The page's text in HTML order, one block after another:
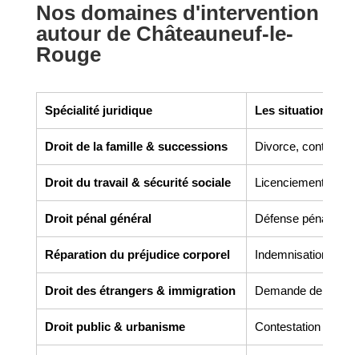
Nos domaines d'intervention
autour de Châteauneuf-le-
Rouge
Spécialité juridique Les situations
Droit de la famille & successions Divorce, contrats
Droit du travail & sécurité sociale Licenciement,
Droit pénal général Défense pénale,
Réparation du préjudice corporel Indemnisation des
Droit des étrangers & immigration Demande de titre
Droit public & urbanisme Contestation de